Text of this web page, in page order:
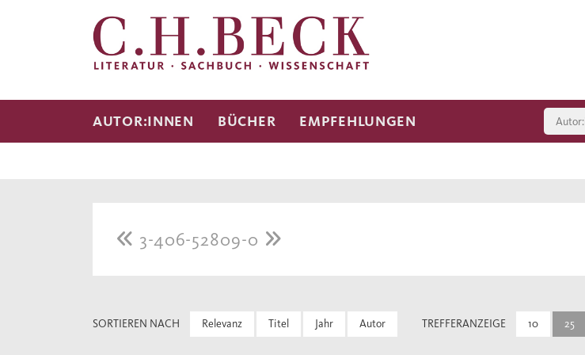
AUTOR:INNEN BÜCHER EMPFEHLUNGEN
3-406-52809-0
SORTIEREN NACH Relevanz Titel Jahr Autor TREFFERANZEIGE 10 25